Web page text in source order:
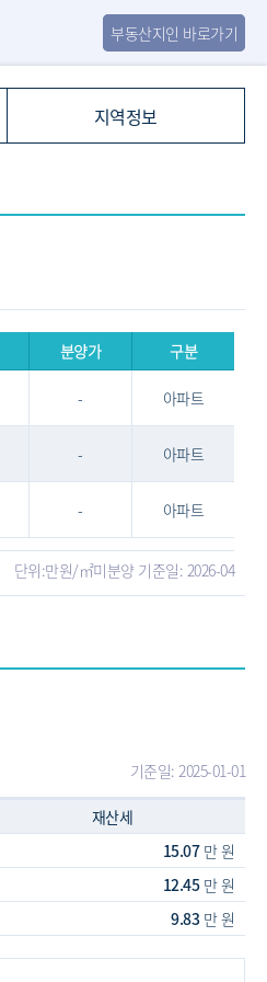
부동산지인 바로가기
지역정보
분양가
구분
- 아파트
- 아파트
- 아파트
단위:만원/㎡미분양 기준일: 2026-04
기준일: 2025-01-01
재산세
15.07만 원
12.45만 원
9.83만 원